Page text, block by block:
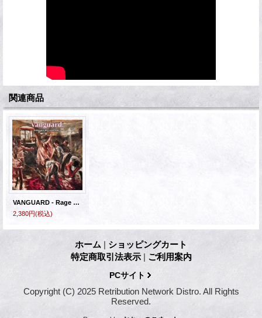
関連商品
VANGUARD - Rage Of Deliverance [CD]
2,380円(税込)
ホーム | ショッピングカート
特定商取引法表示 | ご利用案内
PCサイト
Copyright (C) 2025 Retribution Network Distro. All Rights
Reserved.